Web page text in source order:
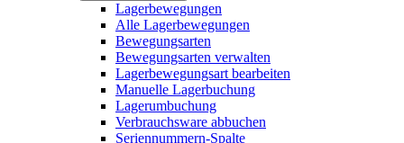
Lagerbewegungen
Alle Lagerbewegungen
Bewegungsarten
Bewegungsarten verwalten
Lagerbewegungsart bearbeiten
Manuelle Lagerbuchung
Lagerumbuchung
Verbrauchsware abbuchen
Seriennummern-Spalte